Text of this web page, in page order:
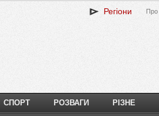
Регіони Про
СПОРТ РОЗВАГИ РІЗНЕ